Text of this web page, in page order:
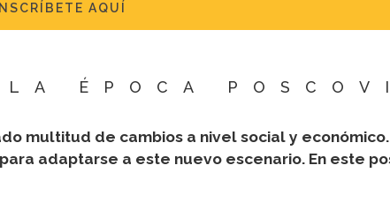
INSCRÍBETE AQUÍ
ÉPOCA
multitud de cambios a nivel social y
adaptarse a este nuevo escenario. En este